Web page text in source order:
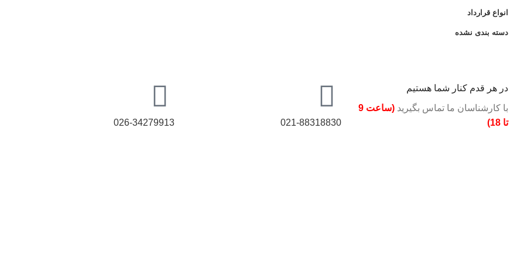
انواع قرارداد
دسته بندی نشده
در هر قدم کنار شما هستیم
با کارشناسان ما تماس بگیرید
(ساعت 9
تا 18)
021-88318830
026-34279913